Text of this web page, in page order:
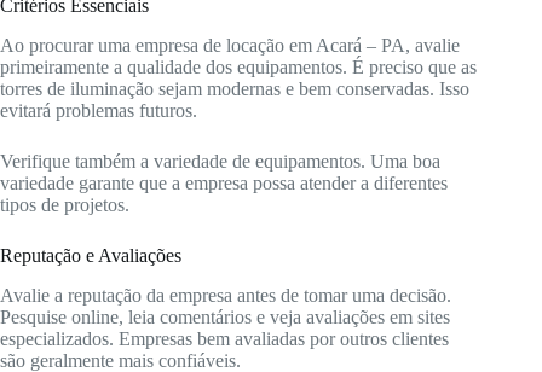
Critérios Essenciais
Ao procurar uma empresa de locação em Acará – PA, avalie
primeiramente a qualidade dos equipamentos. É preciso que as
torres de iluminação sejam modernas e bem conservadas. Isso
evitará problemas futuros.
Verifique também a variedade de equipamentos. Uma boa
variedade garante que a empresa possa atender a diferentes
tipos de projetos.
Reputação e Avaliações
Avalie a reputação da empresa antes de tomar uma decisão.
Pesquise online, leia comentários e veja avaliações em sites
especializados. Empresas bem avaliadas por outros clientes
são geralmente mais confiáveis.